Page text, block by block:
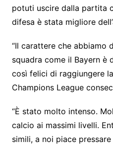
potuti uscire dalla partita
difesa è stata migliore
“Il carattere che abbiamo
squadra come il Bayern è
così felici di raggiungere
Champions League
“È stato molto intenso.
calcio ai massimi livelli.
simili, a noi piace